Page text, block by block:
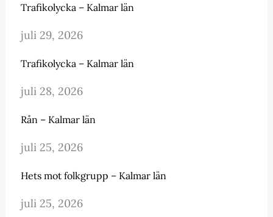
Trafikolycka – Kalmar län
juli 29, 2026
Trafikolycka – Kalmar län
juli 28, 2026
Rån – Kalmar län
juli 25, 2026
Hets mot folkgrupp – Kalmar län
juli 25, 2026